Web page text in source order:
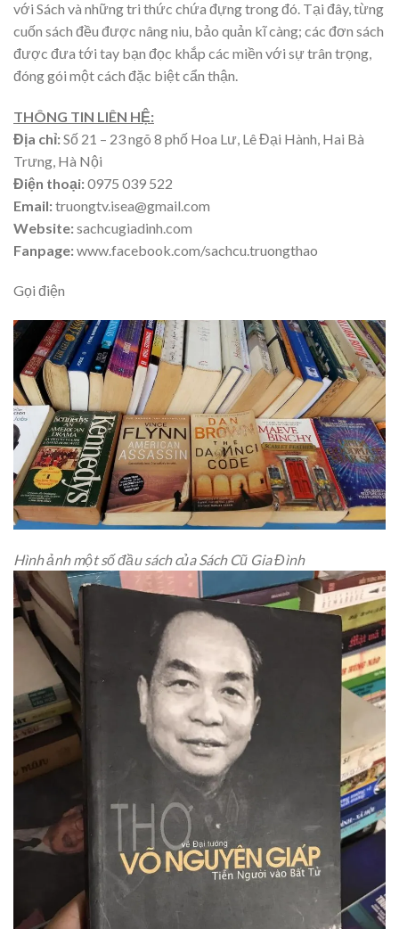
với Sách và những tri thức chứa đựng trong đó. Tại đây, từng
cuốn sách đều được nâng niu, bảo quản kĩ càng; các đơn sách
được đưa tới tay bạn đọc khắp các miền với sự trân trọng,
đóng gói một cách đặc biệt cẩn thận.
THÔNG TIN LIÊN HỆ:
Địa chỉ:Số 21 – 23 ngõ 8 phố Hoa Lư, Lê Đại Hành, Hai Bà
Trưng, Hà Nội
Điện thoại:0975 039 522
Email:truongtv.isea@gmail.com
Website:sachcugiadinh.com
Fanpage:www.facebook.com/sachcu.truongthao
Gọi điện
Hình ảnh một số đầu sách của Sách Cũ Gia Đình